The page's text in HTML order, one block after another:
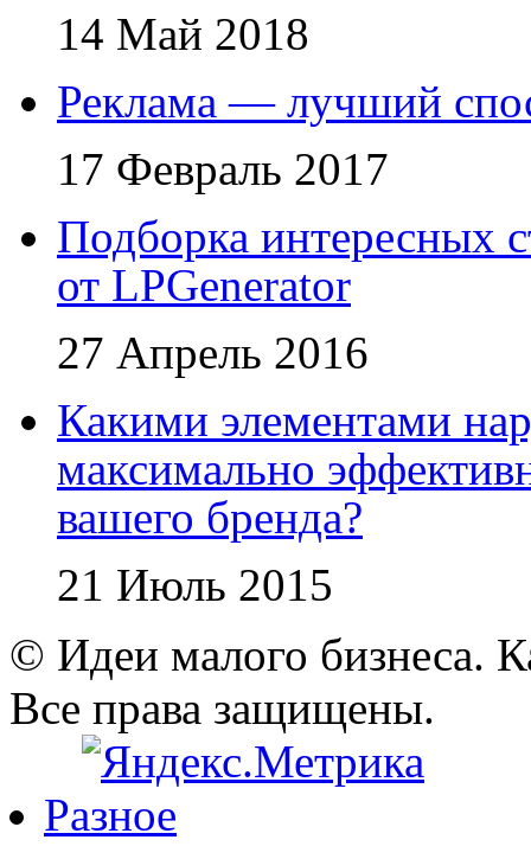
14 Май 2018
Реклама — лучший
17 Февраль 2017
Подборка интересных
от LPGenerator
27 Апрель 2016
Какими элементами
максимально
вашего бренда?
21 Июль 2015
© Идеи малого бизнеса.
Все права защищены.
Разное